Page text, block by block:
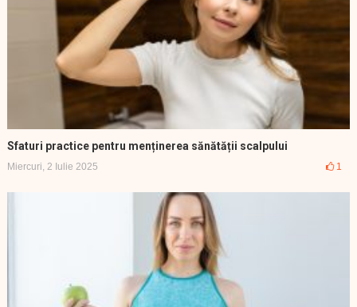
Sfaturi practice pentru menținerea sănătății scalpului
Miercuri, 2 Iulie 2025 1